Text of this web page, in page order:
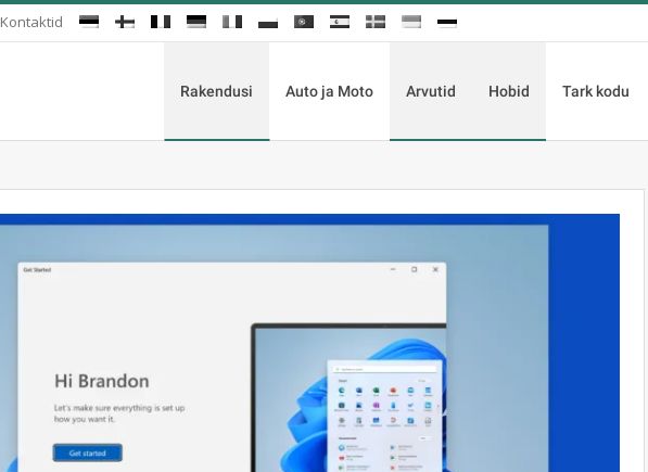
Kontaktid
Rakendusi Auto ja Moto Arvutid Hobid Tark kodu